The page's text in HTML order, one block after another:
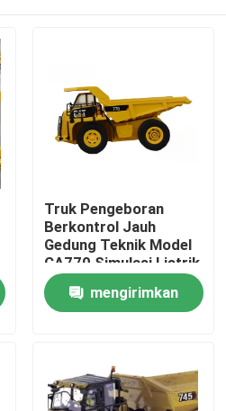
Truk Pengeboran
Berkontrol Jauh
Gedung Teknik Model
CA770 Simulasi Listrik
Anak Mainan 1:24
mengirimkan